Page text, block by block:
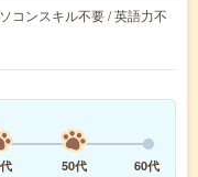
コンスキル不要 / 英語力不
50代
60代